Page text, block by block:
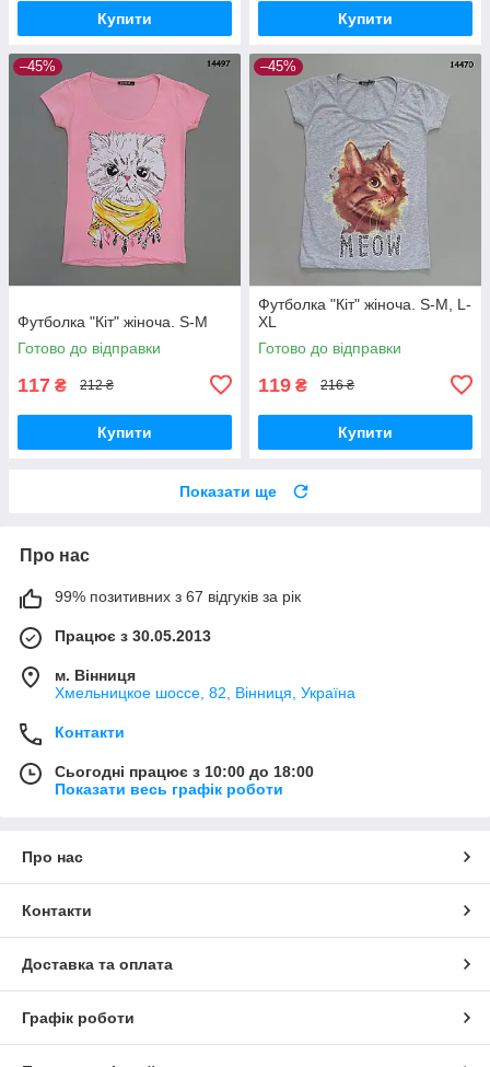
Купити Купити
–45%
Футболка "Кіт" жіноча. S-M
Готово до відправки
117 ₴ 212 ₴
Купити
–45%
Футболка "Кіт" жіноча. S-M, L-
XL
Готово до відправки
119 ₴ 216 ₴
Купити
Показати ще
Про нас
99% позитивних з 67 відгуків за рік
Працює з 30.05.2013
м. Вінниця
Хмельницкое шоссе, 82, Вінниця, Україна
Контакти
Сьогодні працює з 10:00 до 18:00
Показати весь графік роботи
Про нас
Контакти
Доставка та оплата
Графік роботи